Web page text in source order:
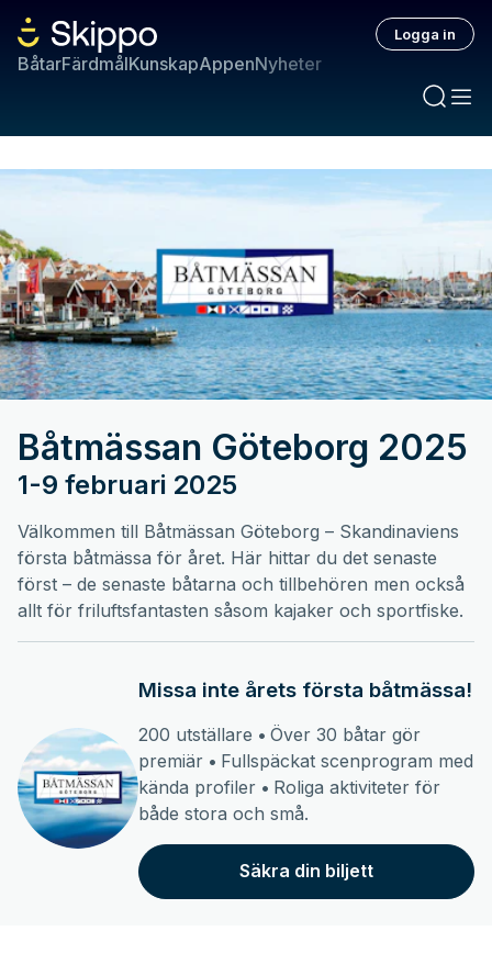
BåtarFärdmålKunskapAppenNyheter
Logga in
Båtmässan Göteborg 2025
1-9 februari 2025
Välkommen till Båtmässan Göteborg – Skandinaviens
första båtmässa för året. Här hittar du det senaste
först – de senaste båtarna och tillbehören men också
allt för friluftsfantasten såsom kajaker och sportfiske.
Missa inte årets första båtmässa!
200 utställare • Över 30 båtar gör
premiär • Fullspäckat scenprogram med
kända profiler • Roliga aktiviteter för
både stora och små.
Säkra din biljett